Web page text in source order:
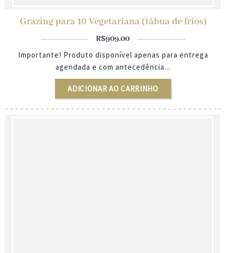
Grazing para 10 Vegetariana (tábua de frios)
R$909.00
Importante! Produto disponível apenas para entrega
agendada e com antecedência...
ADICIONAR AO CARRINHO